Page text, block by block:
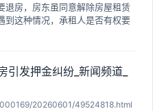
退房，房东虽同意解除房屋租赁
到这种情况，承租人是否有权要
发押金纠纷_新闻频道_
20260601/49524818.html